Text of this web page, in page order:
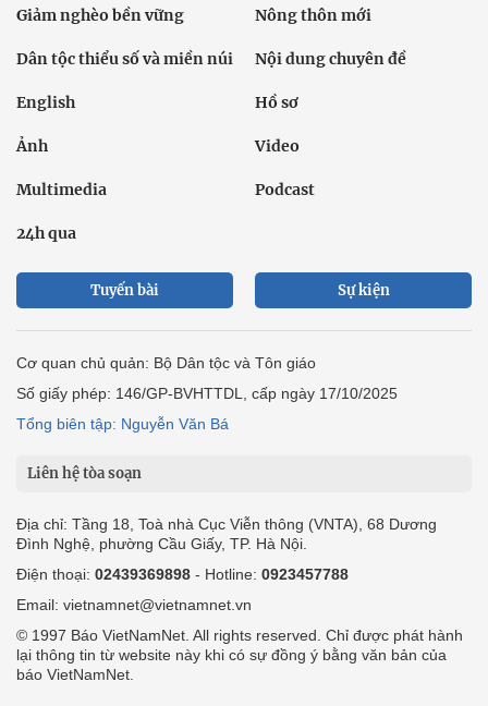
Giảm nghèo bền vững Nông thôn mới
Dân tộc thiểu số và miền núi Nội dung chuyên đề
English Hồ sơ
Ảnh Video
Multimedia Podcast
24h qua
Tuyến bài Sự kiện
Cơ quan chủ quản: Bộ Dân tộc và Tôn giáo
Số giấy phép: 146/GP-BVHTTDL, cấp ngày 17/10/2025
Tổng biên tập: Nguyễn Văn Bá
Liên hệ tòa soạn
Địa chỉ: Tầng 18, Toà nhà Cục Viễn thông (VNTA), 68 Dương
Đình Nghệ, phường Cầu Giấy, TP. Hà Nội.
Điện thoại: 02439369898 - Hotline: 0923457788
Email: vietnamnet@vietnamnet.vn
© 1997 Báo VietNamNet. All rights reserved. Chỉ được phát hành
lại thông tin từ website này khi có sự đồng ý bằng văn bản của
báo VietNamNet.